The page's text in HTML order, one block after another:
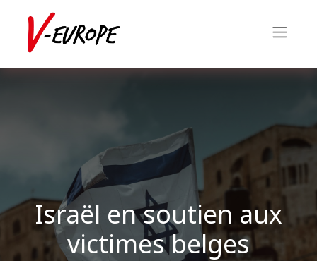
Israël en soutien aux
victimes belges